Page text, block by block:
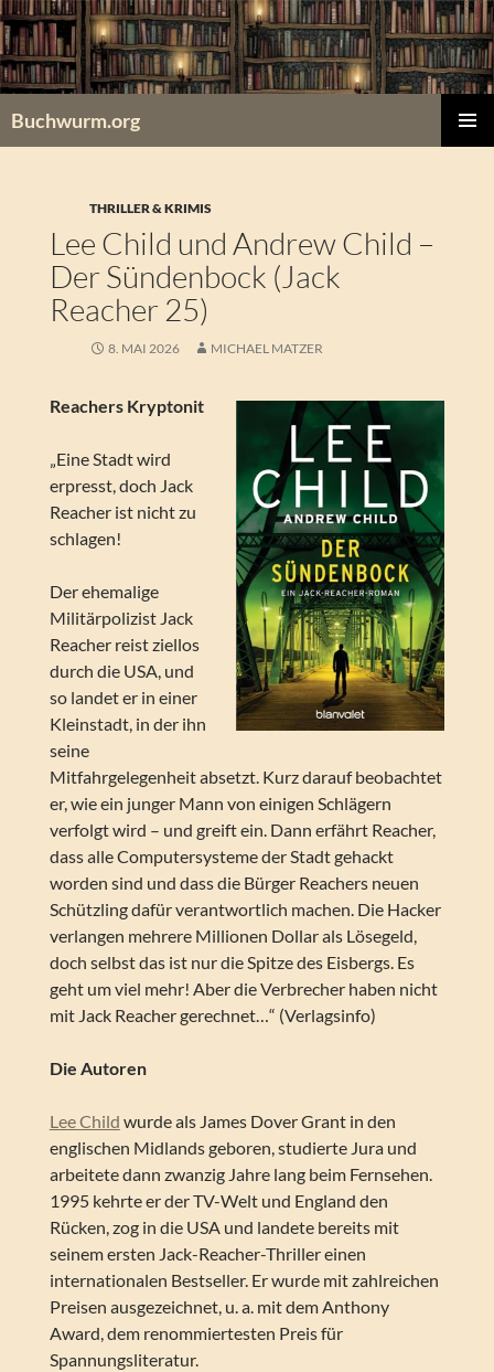
Zum
Inhalt
springen
Buchwurm.org
THRILLER & KRIMIS
Lee Child und Andrew Child –
Der Sündenbock (Jack
Reacher 25)
8. MAI 2026 MICHAEL MATZER
Reachers Kryptonit
„Eine Stadt wird
erpresst, doch Jack
Reacher ist nicht zu
schlagen!
Der ehemalige
Militärpolizist Jack
Reacher reist ziellos
durch die USA, und
so landet er in einer
Kleinstadt, in der ihn
seine
Mitfahrgelegenheit absetzt. Kurz darauf beobachtet
er, wie ein junger Mann von einigen Schlägern
verfolgt wird – und greift ein. Dann erfährt Reacher,
dass alle Computersysteme der Stadt gehackt
worden sind und dass die Bürger Reachers neuen
Schützling dafür verantwortlich machen. Die Hacker
verlangen mehrere Millionen Dollar als Lösegeld,
doch selbst das ist nur die Spitze des Eisbergs. Es
geht um viel mehr! Aber die Verbrecher haben nicht
mit Jack Reacher gerechnet…“ (Verlagsinfo)
Die Autoren
Lee Child wurde als James Dover Grant in den
englischen Midlands geboren, studierte Jura und
arbeitete dann zwanzig Jahre lang beim Fernsehen.
1995 kehrte er der TV-Welt und England den
Rücken, zog in die USA und landete bereits mit
seinem ersten Jack-Reacher-Thriller einen
internationalen Bestseller. Er wurde mit zahlreichen
Preisen ausgezeichnet, u. a. mit dem Anthony
Award, dem renommiertesten Preis für
Spannungsliteratur.